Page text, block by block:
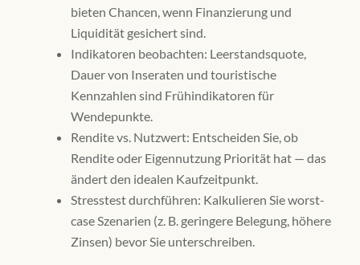
bieten Chancen, wenn Finanzierung und
Liquidität gesichert sind.
Indikatoren beobachten: Leerstandsquote,
Dauer von Inseraten und touristische
Kennzahlen sind Frühindikatoren für
Wendepunkte.
Rendite vs. Nutzwert: Entscheiden Sie, ob
Rendite oder Eigennutzung Priorität hat — das
ändert den idealen Kaufzeitpunkt.
Stresstest durchführen: Kalkulieren Sie worst-
case Szenarien (z. B. geringere Belegung, höhere
Zinsen) bevor Sie unterschreiben.